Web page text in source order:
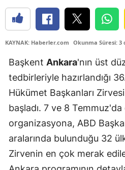
KAYNAK: Haberler.com Okunma Süresi: 3
Başkent Ankara'nın üst
tedbirleriyle hazırlandığı
Hükümet Başkanları
başladı. 7 ve 8
organizasyona, ABD
aralarında bulunduğu 32
Zirvenin en çok merak